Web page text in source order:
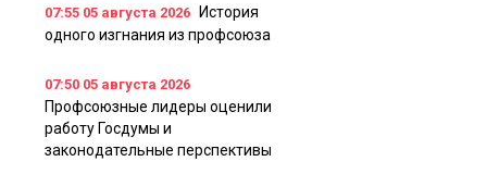
07:55 05 августа 2026
История
одного изгнания из профсоюза
07:50 05 августа 2026
Профсоюзные лидеры оценили
работу Госдумы и
законодательные перспективы